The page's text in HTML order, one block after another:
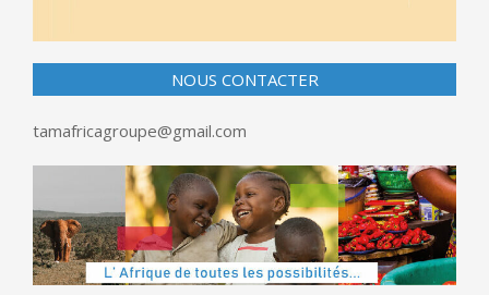
NOUS CONTACTER
tamafricagroupe@gmail.com